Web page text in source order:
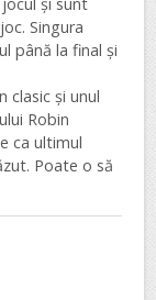
Singura
până la final și
clasic și unul
Robin
ca ultimul
Poate o să